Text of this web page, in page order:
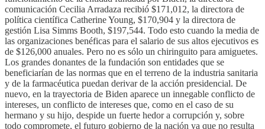
comunicación Cecilia Arradaza recibió $171,012, la directora de
política científica Catherine Young, $170,904 y la directora de
gestión Lisa Simms Booth, $197,544. Todo esto cuando la media de
las organizaciones benéficas para el salario de sus altos ejecutivos es
de $126,000 anuales. Pero no es sólo un chiringuito para amiguetes.
Los grandes donantes de la fundación son entidades que se
beneficiarían de las normas que en el terreno de la industria sanitaria
y de la farmacéutica puedan derivar de la acción presidencial. De
nuevo, en la trayectoria de Biden aparece un innegable conflicto de
intereses, un conflicto de intereses que, como en el caso de su
hermano y su hijo, despide un fuerte hedor a corrupción y, sobre
todo compromete, el futuro gobierno de la nación ya que no resulta